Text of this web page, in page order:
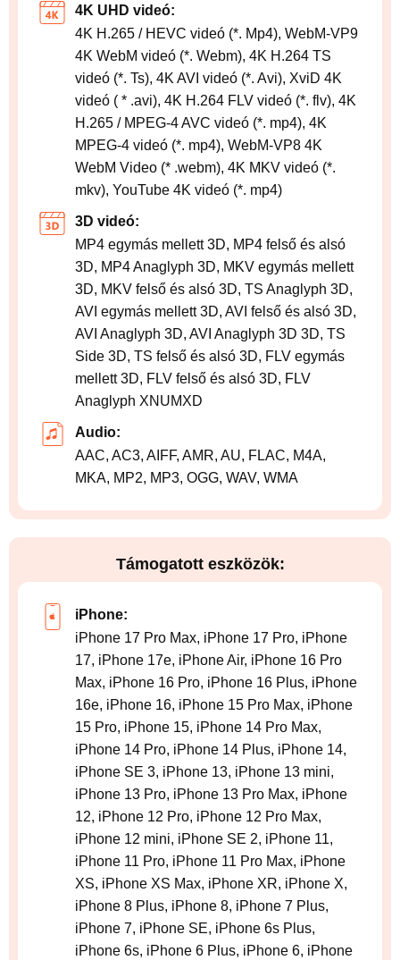
4K UHD videó:
4K H.265 / HEVC videó (*. Mp4), WebM-VP9
4K WebM videó (*. Webm), 4K H.264 TS
videó (*. Ts), 4K AVI videó (*. Avi), XviD 4K
videó ( * .avi), 4K H.264 FLV videó (*. flv), 4K
H.265 / MPEG-4 AVC videó (*. mp4), 4K
MPEG-4 videó (*. mp4), WebM-VP8 4K
WebM Video (* .webm), 4K MKV videó (*.
mkv), YouTube 4K videó (*. mp4)
3D videó:
MP4 egymás mellett 3D, MP4 felső és alsó
3D, MP4 Anaglyph 3D, MKV egymás mellett
3D, MKV felső és alsó 3D, TS Anaglyph 3D,
AVI egymás mellett 3D, AVI felső és alsó 3D,
AVI Anaglyph 3D, AVI Anaglyph 3D 3D, TS
Side 3D, TS felső és alsó 3D, FLV egymás
mellett 3D, FLV felső és alsó 3D, FLV
Anaglyph XNUMXD
Audio:
AAC, AC3, AIFF, AMR, AU, FLAC, M4A,
MKA, MP2, MP3, OGG, WAV, WMA
Támogatott eszközök:
iPhone:
iPhone 17 Pro Max, iPhone 17 Pro, iPhone
17, iPhone 17e, iPhone Air, iPhone 16 Pro
Max, iPhone 16 Pro, iPhone 16 Plus, iPhone
16e, iPhone 16, iPhone 15 Pro Max, iPhone
15 Pro, iPhone 15, iPhone 14 Pro Max,
iPhone 14 Pro, iPhone 14 Plus, iPhone 14,
iPhone SE 3, iPhone 13, iPhone 13 mini,
iPhone 13 Pro, iPhone 13 Pro Max, iPhone
12, iPhone 12 Pro, iPhone 12 Pro Max,
iPhone 12 mini, iPhone SE 2, iPhone 11,
iPhone 11 Pro, iPhone 11 Pro Max, iPhone
XS, iPhone XS Max, iPhone XR, iPhone X,
iPhone 8 Plus, iPhone 8, iPhone 7 Plus,
iPhone 7, iPhone SE, iPhone 6s Plus,
iPhone 6s, iPhone 6 Plus, iPhone 6, iPhone